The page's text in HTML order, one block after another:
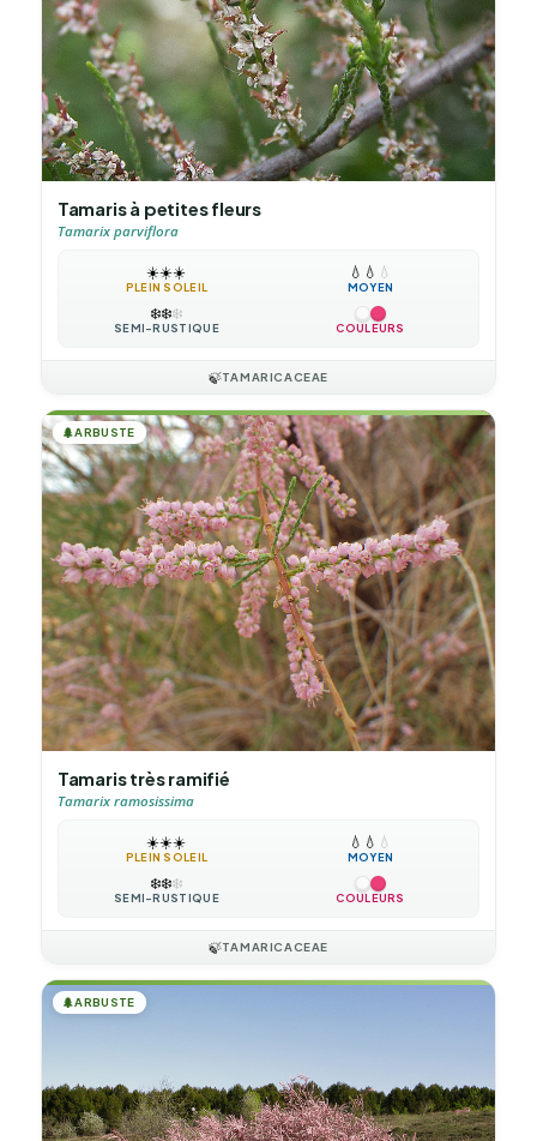
Tamaris à petites fleurs
Tamarix parviflora
☀️☀️☀️
PLEIN SOLEIL
💧 💧 💧
MOYEN
❄️❄️❄️
SEMI-RUSTIQUE COULEURS
🍃TAMARICACEAE
🌲ARBUSTE
Tamaris très ramifié
Tamarix ramosissima
☀️☀️☀️
PLEIN SOLEIL
💧 💧 💧
MOYEN
❄️❄️❄️
SEMI-RUSTIQUE COULEURS
🍃TAMARICACEAE
🌲ARBUSTE